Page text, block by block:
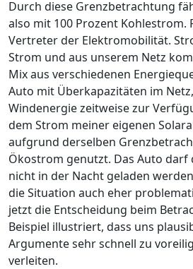
Durch diese Grenzbetrachtung
also mit 100 Prozent Kohlestrom.
Vertreter der Elektromobilität.
Strom und aus unserem Netz
Mix aus verschiedenen
Auto mit Überkapazitäten im
Windenergie zeitweise zur
dem Strom meiner eigenen
aufgrund derselben
Ökostrom genutzt. Das Auto
nicht in der Nacht geladen
die Situation auch eher
jetzt die Entscheidung beim
Beispiel illustriert, dass uns
Argumente sehr schnell zu
verleiten.